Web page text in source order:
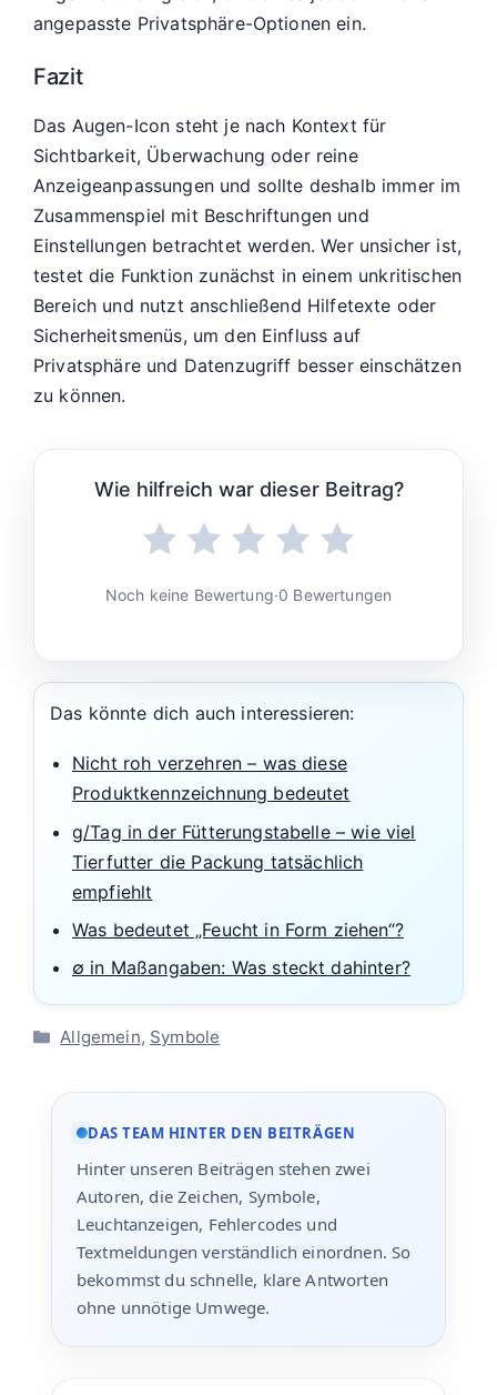
angepasste Privatsphäre-Optionen ein.
Fazit
Das Augen-Icon steht je nach Kontext für
Sichtbarkeit, Überwachung oder reine
Anzeigeanpassungen und sollte deshalb immer im
Zusammenspiel mit Beschriftungen und
Einstellungen betrachtet werden. Wer unsicher ist,
testet die Funktion zunächst in einem unkritischen
Bereich und nutzt anschließend Hilfetexte oder
Sicherheitsmenüs, um den Einfluss auf
Privatsphäre und Datenzugriff besser einschätzen
zu können.
Wie hilfreich war dieser Beitrag?
Noch keine Bewertung·0 Bewertungen
Das könnte dich auch interessieren:
Nicht roh verzehren – was diese
Produktkennzeichnung bedeutet
g/Tag in der Fütterungstabelle – wie viel
Tierfutter die Packung tatsächlich
empfiehlt
Was bedeutet „Feucht in Form ziehen“?
∅ in Maßangaben: Was steckt dahinter?
Kategorien
Allgemein, Symbole
DAS TEAM HINTER DEN BEITRÄGEN
Hinter unseren Beiträgen stehen zwei
Autoren, die Zeichen, Symbole,
Leuchtanzeigen, Fehlercodes und
Textmeldungen verständlich einordnen. So
bekommst du schnelle, klare Antworten
ohne unnötige Umwege.